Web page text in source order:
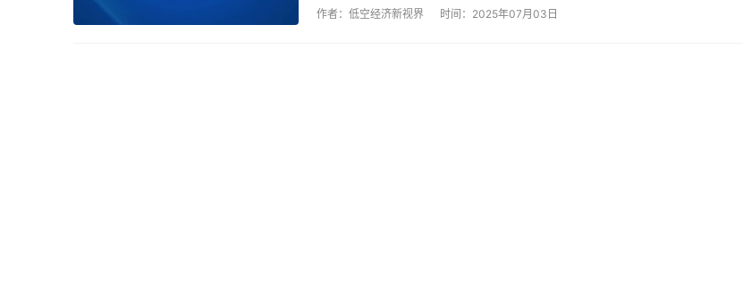
立，为产业高质量发展提供保障。...
作者：低空经济新视界 时间：2025年07月03日